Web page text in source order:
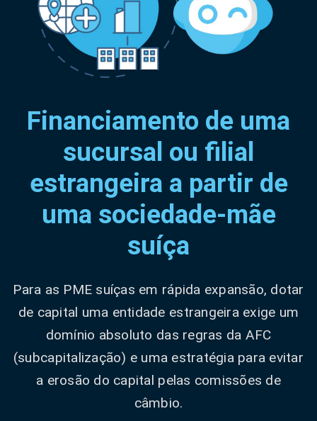
Financiamento de uma
sucursal ou filial
estrangeira a partir de
uma sociedade-mãe
suíça
Para as PME suíças em rápida expansão, dotar
de capital uma entidade estrangeira exige um
domínio absoluto das regras da AFC
(subcapitalização) e uma estratégia para evitar
a erosão do capital pelas comissões de
câmbio.